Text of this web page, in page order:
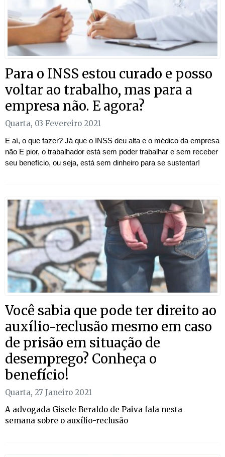
Para o INSS estou curado e posso
voltar ao trabalho, mas para a
empresa não. E agora?
Quarta, 03 Fevereiro 2021
E aí, o que fazer? Já que o INSS deu alta e o médico da empresa
não E pior, o trabalhador está sem poder trabalhar e sem receber
seu benefício, ou seja, está sem dinheiro para se sustentar!
Você sabia que pode ter direito ao
auxílio-reclusão mesmo em caso
de prisão em situação de
desemprego? Conheça o
benefício!
Quarta, 27 Janeiro 2021
A advogada Gisele Beraldo de Paiva fala nesta
semana sobre o auxílio-reclusão